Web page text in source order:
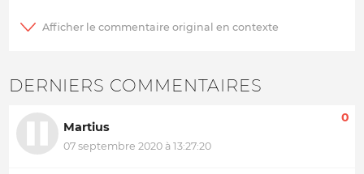
DERNIERS COMMENTAIRES
Martius
07 septembre 2020 à 13:27:20
0